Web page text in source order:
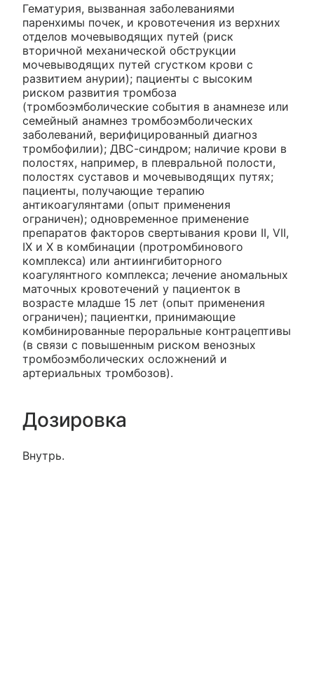
Гематурия, вызванная заболеваниями
паренхимы почек, и кровотечения из верхних
отделов мочевыводящих путей (риск
вторичной механической обструкции
мочевыводящих путей сгустком крови с
развитием анурии); пациенты с высоким
риском развития тромбоза
(тромбоэмболические события в анамнезе или
семейный анамнез тромбоэмболических
заболеваний, верифицированный диагноз
тромбофилии); ДВС-синдром; наличие крови в
полостях, например, в плевральной полости,
полостях суставов и мочевыводящих путях;
пациенты, получающие терапию
антикоагулянтами (опыт применения
ограничен); одновременное применение
препаратов факторов свертывания крови II, VII,
IX и X в комбинации (протромбинового
комплекса) или антиингибиторного
коагулянтного комплекса; лечение аномальных
маточных кровотечений у пациенток в
возрасте младше 15 лет (опыт применения
ограничен); пациентки, принимающие
комбинированные пероральные контрацептивы
(в связи с повышенным риском венозных
тромбоэмболических осложнений и
артериальных тромбозов).
Дозировка
Внутрь.